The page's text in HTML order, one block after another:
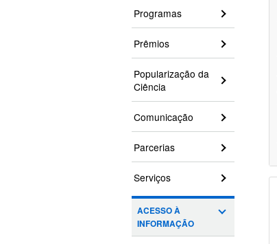
Programas
Prêmios
Popularização da
Ciência
Comunicação
Parcerias
Serviços
ACESSO À
INFORMAÇÃO